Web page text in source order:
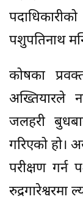
पशुपतिनाथ
कोषका
अख्तियारले
जलहरी
गरिएको हो।
परीक्षण गर्न
रुद्रगारेश्वरमा